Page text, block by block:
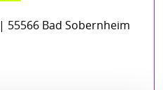
| 55566 Bad Sobernheim